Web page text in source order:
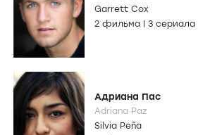
Garrett Cox
2 фильма
3 сериала
Адриана Пас
Adriana Paz
Silvia Peña